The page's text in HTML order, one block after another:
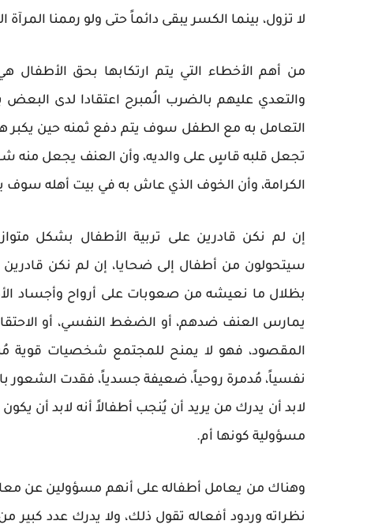
لا تزول، بينما الكسر يبقى دائماً حتى ولو رممنا
من أهم الأخطاء التي يتم ارتكابها بحق
والتعدي عليهم بالضرب الُمبرح اعتقادا لدى البعض
التعامل به مع الطفل سوف يتم دفع ثمنه حين يكبر
تجعل قلبه قاسٍ على والديه، وأن العنف يجعل منه
الكرامة، وأن الخوف الذي عاش به في بيت أهله سوف
إن لم نكن قادرين على تربية الأطفال بشكل
سيتحولون من أطفال إلى ضحايا، إن لم نكن
بظلال ما نعيشه من صعوبات على أرواح وأجساد
يمارس العنف ضدهم، أو الضغط النفسي، أو
المقصود، فهو لا يمنح للمجتمع شخصيات قوية
نفسياً، مُدمرة روحياً، ضعيفة جسدياً، فقدت الشعور
لابد أن يدرك من يريد أن يُنجب أطفالاً أنه لابد أن
مسؤولية كونها أم.
وهناك من يعامل أطفاله على أنهم مسؤولين عن
نظراته وردود أفعاله تقول ذلك، ولا يدرك عدد